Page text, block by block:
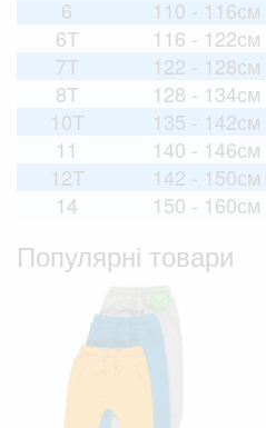
6
110 - 116см
6T
116 - 122см
7T
122 - 128см
8T
128 - 134см
10T
135 - 142см
11
140 - 146см
12T
142 - 150см
14
150 - 160см
Популярні товари